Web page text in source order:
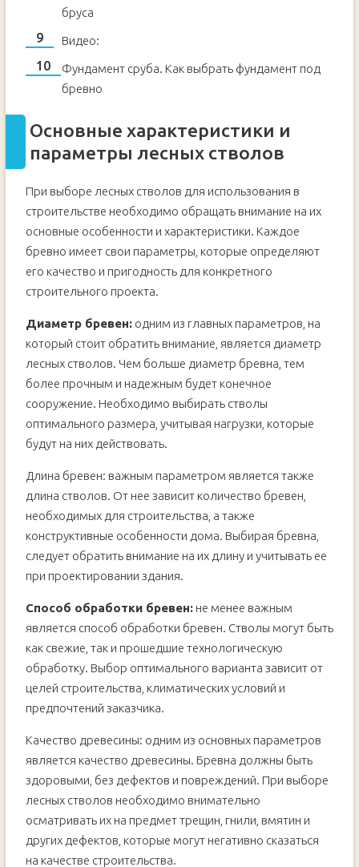
бруса
Видео:
Фундамент сруба. Как выбрать фундамент под
бревно
Основные характеристики и
параметры лесных стволов
При выборе лесных стволов для использования в
строительстве необходимо обращать внимание на их
основные особенности и характеристики. Каждое
бревно имеет свои параметры, которые определяют
его качество и пригодность для конкретного
строительного проекта.
Диаметр бревен:одним из главных параметров, на
который стоит обратить внимание, является диаметр
лесных стволов. Чем больше диаметр бревна, тем
более прочным и надежным будет конечное
сооружение. Необходимо выбирать стволы
оптимального размера, учитывая нагрузки, которые
будут на них действовать.
Длина бревен: важным параметром является также
длина стволов. От нее зависит количество бревен,
необходимых для строительства, а также
конструктивные особенности дома. Выбирая бревна,
следует обратить внимание на их длину и учитывать ее
при проектировании здания.
Способ обработки бревен:не менее важным
является способ обработки бревен. Стволы могут быть
как свежие, так и прошедшие технологическую
обработку. Выбор оптимального варианта зависит от
целей строительства, климатических условий и
предпочтений заказчика.
Качество древесины: одним из основных параметров
является качество древесины. Бревна должны быть
здоровыми, без дефектов и повреждений. При выборе
лесных стволов необходимо внимательно
осматривать их на предмет трещин, гнили, вмятин и
других дефектов, которые могут негативно сказаться
на качестве строительства.